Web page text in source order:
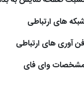
های ارتباطی
فن آوری های ارتباطی
وای فای